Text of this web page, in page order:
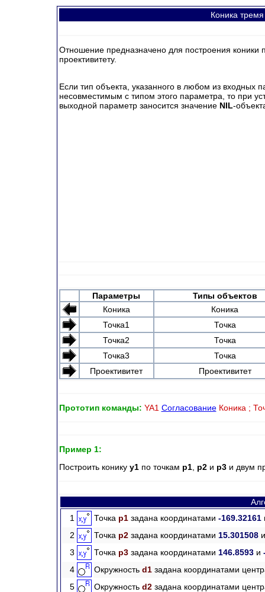
Коника
Отношение предназначено для построения коники
проективитету.
Если тип объекта, указанного в любом из входных
несовместимым с типом этого параметра, то при
выходной параметр заносится значениеNIL-
Параметры Типы объектов
Коника
Коника
Точка1
Точка
Точка2
Точка
Точка3
Точка
Проективитет
Проективитет
Прототип команды: YA1 СогласованиеКоника ;
Пример 1:
Построить конику y1по точкам p1, p2и p3и двум
1
Точка p1 задана координатами -169.32161
2
Точка p2 задана координатами 15.301508
3
Точка p3 задана координатами 146.8593 и
4
Окружность d1 задана координатами
5
Окружность d2 задана координатами